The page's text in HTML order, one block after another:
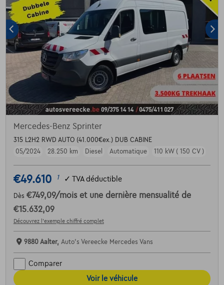
Mercedes-Benz Sprinter
315 L2H2 RWD AUTO (41.000€ex.) DUB CABINE
05/2024
28.250 km Diesel Automatique 110 kW ( 150 CV )
€49.610 1 ✓ TVA déductible
Dès €749,09/mois et une dernière mensualité de
€15.632,09
Découvrez l’exemple chiffré complet
9880 Aalter, Auto's Vereecke Mercedes Vans
Comparer
Voir le véhicule